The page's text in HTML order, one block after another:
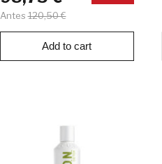
Antes 120,50 €
Add to cart